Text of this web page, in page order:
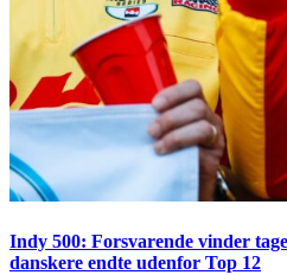
Indy 500: Forsvarende vinder
danskere endte udenfor Top 12